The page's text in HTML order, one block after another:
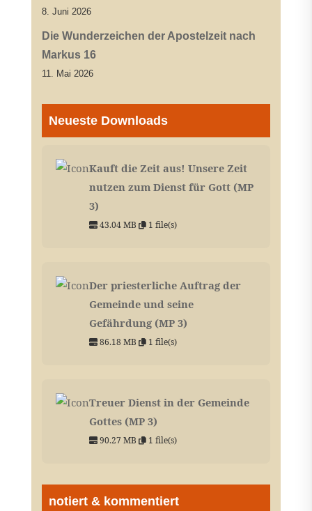
8. Juni 2026
Die Wunderzeichen der Apostelzeit nach
Markus 16
11. Mai 2026
Neueste Downloads
Kauft die Zeit aus! Unsere Zeit
nutzen zum Dienst für Gott (MP
3)
43.04 MB 1 file(s)
Der priesterliche Auftrag der
Gemeinde und seine
Gefährdung (MP 3)
86.18 MB 1 file(s)
Treuer Dienst in der Gemeinde
Gottes (MP 3)
90.27 MB 1 file(s)
notiert & kommentiert